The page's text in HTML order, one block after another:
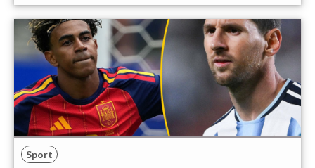
Sport